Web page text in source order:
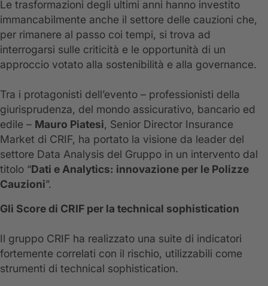
Le trasformazioni degli ultimi anni hanno investito
immancabilmente anche il settore delle cauzioni che,
per rimanere al passo coi tempi, si trova ad
interrogarsi sulle criticità e le opportunità di un
approccio votato alla sostenibilità e alla governance.
Tra i protagonisti dell’evento – professionisti della
giurisprudenza, del mondo assicurativo, bancario ed
edile – Mauro Piatesi, Senior Director Insurance
Market di CRIF, ha portato la visione da leader del
settore Data Analysis del Gruppo in un intervento dal
titolo “Dati e Analytics: innovazione per le Polizze
Cauzioni”.
Gli Score di CRIF per la technical sophistication
Il gruppo CRIF ha realizzato una suite di indicatori
fortemente correlati con il rischio, utilizzabili come
strumenti di technical sophistication.